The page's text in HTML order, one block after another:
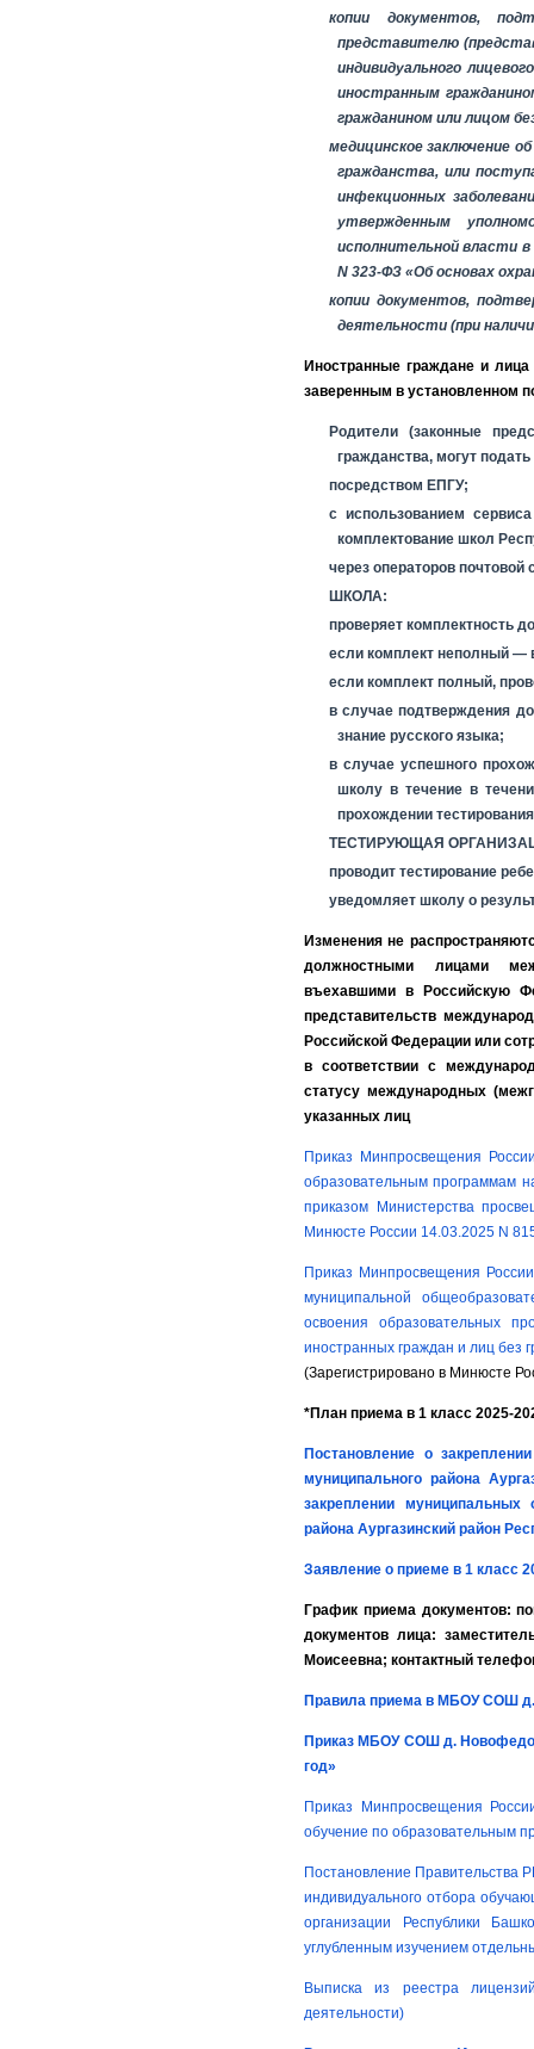
копии документов,
представителю
индивидуального
иностранным
гражданином или лицом
медицинское заключение
гражданства, или
инфекционных
утвержденным
исполнительной власти
N 323-ФЗ «Об основах
копии документов,
деятельности (при
Иностранные граждане и
заверенным в установленном
Родители (законные
гражданства, могут
посредством ЕПГУ;
с использованием
комплектование школ
через операторов
ШКОЛА:
проверяет комплектность
если комплект неполный
если комплект полный,
в случае подтверждения
знание русского языка;
в случае успешного
школу в течение в
прохождении тестирования
ТЕСТИРУЮЩАЯ
проводит тестирование
уведомляет школу о
Изменения не
должностными лицами
въехавшими в Российскую
представительств
Российской Федерации или
в соответствии с
статусу международных
указанных лиц
Приказ Минпросвещения
образовательным программам
приказом Министерства
Минюсте России 14.03.2025 N
Приказ Минпросвещения
муниципальной
освоения образовательных
иностранных граждан и лиц без
(Зарегистрировано в Минюсте
*План приема в 1 класс 2025-
Постановление о
муниципального района
закреплении муниципальных
района Аургазинский район
Заявление о приеме в 1 класс
График приема документов:
документов лица:
Моисеевна; контактный
Правила приема в МБОУ СОШ д.
Приказ МБОУ СОШ д.
год»
Приказ Минпросвещения
обучение по образовательным
Постановление Правительства
индивидуального отбора
организации Республики
углубленным изучением
Выписка из реестра
деятельности)